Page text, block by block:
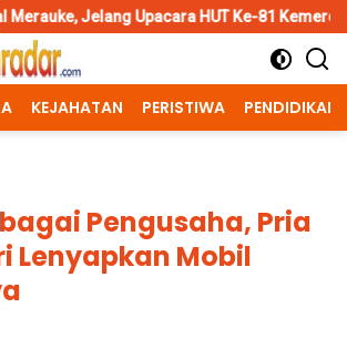
HUT Ke-81 Kemerdekaan RI
KEJAHATAN PERISTIWA PENDIDIKAN
Pengusaha, Pria
Lenyapkan Mobil